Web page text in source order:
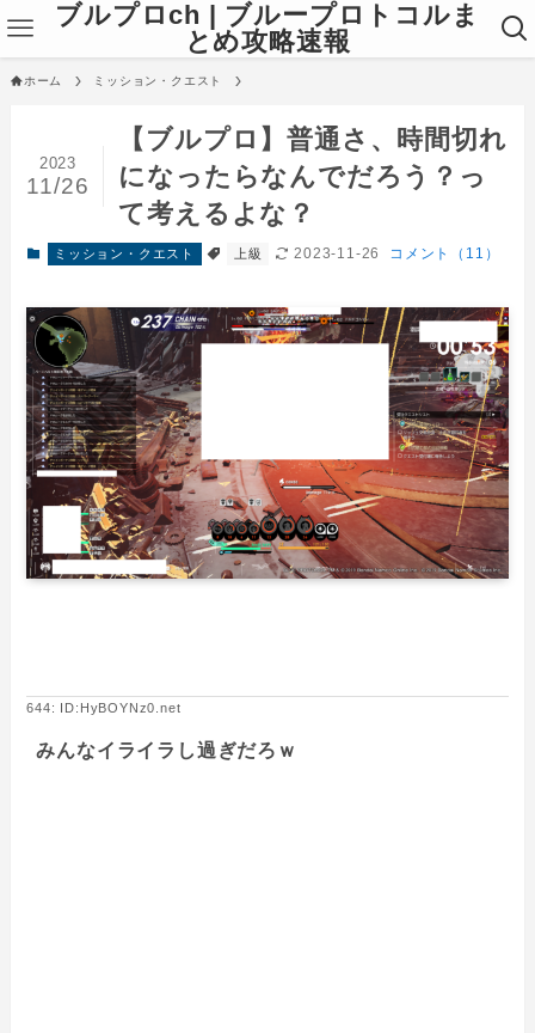
ブルプロch | ブループロトコルま
とめ攻略速報
ホーム ミッション・クエスト
【ブルプロ】普通さ、時間切れ
になったらなんでだろう？っ
て考えるよな？
2023
11/26
ミッション・クエスト 上級 2023-11-26 コメント（11）
644: ID:HyBOYNz0.net
みんなイライラし過ぎだろｗ